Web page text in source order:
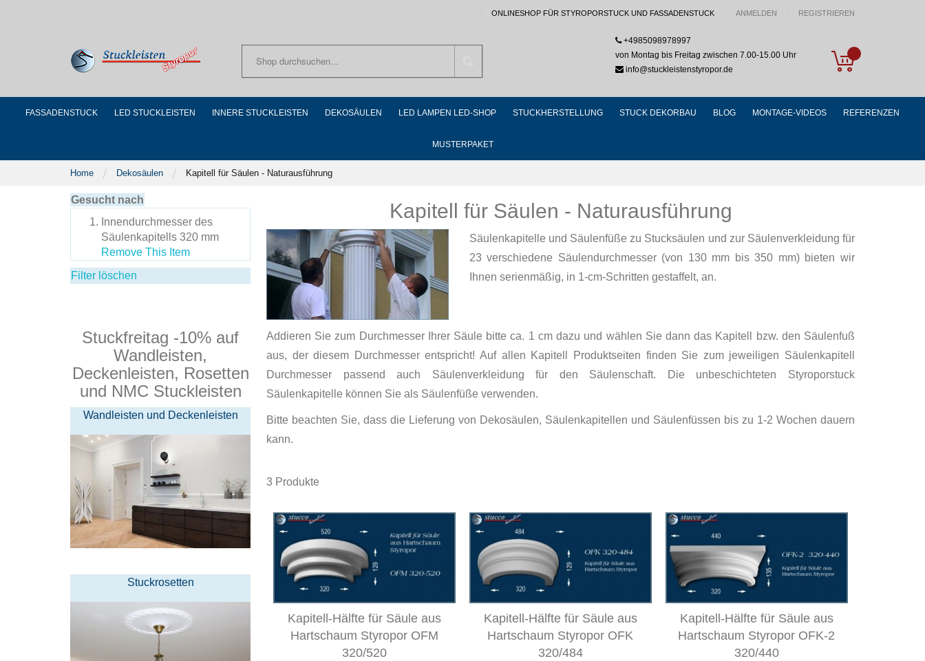
ONLINESHOP FÜR STYROPORSTUCK UND FASSADENSTUCK ANMELDEN REGISTRIEREN
My Cart
+4985098978997
von Montag bis Freitag zwischen 7.00-15.00 Uhr
info@stuckleistenstyropor.de
FASSADENSTUCK LED STUCKLEISTEN INNERE STUCKLEISTEN DEKOSÄULEN LED LAMPEN LED-SHOP STUCKHERSTELLUNG STUCK DEKORBAU BLOG MONTAGE-VIDEOS REFERENZEN
MUSTERPAKET
Home Dekosäulen Kapitell für Säulen - Naturausführung
Kapitell für Säulen - Naturausführung
Säulenkapitelle und Säulenfüße zu Stucksäulen und zur Säulenverkleidung für
23 verschiedene Säulendurchmesser (von 130 mm bis 350 mm) bieten wir
Ihnen serienmäßig, in 1-cm-Schritten gestaffelt, an.
Addieren Sie zum Durchmesser Ihrer Säule bitte ca. 1 cm dazu und wählen Sie dann das Kapitell bzw. den Säulenfuß
aus, der diesem Durchmesser entspricht! Auf allen Kapitell Produktseiten finden Sie zum jeweiligen Säulenkapitell
Durchmesser passend auch Säulenverkleidung für den Säulenschaft. Die unbeschichteten Styroporstuck
Säulenkapitelle können Sie als Säulenfüße verwenden.
Bitte beachten Sie, dass die Lieferung von Dekosäulen, Säulenkapitellen und Säulenfüssen bis zu 1-2 Wochen dauern
kann.
3 Produkte
Kapitell-Hälfte für Säule aus
Hartschaum Styropor OFM
320/520
Kapitell-Hälfte für Säule aus
Hartschaum Styropor OFK
320/484
Kapitell-Hälfte für Säule aus
Hartschaum Styropor OFK-2
320/440
Gesucht nach
Innendurchmesser des
Säulenkapitells 320 mm
Remove This Item
Filter löschen
Stuckfreitag -10% auf
Wandleisten,
Deckenleisten, Rosetten
und NMC Stuckleisten
Wandleisten und Deckenleisten
Stuckrosetten